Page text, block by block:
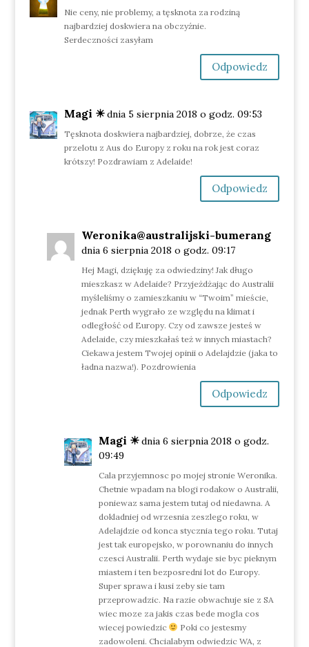
Nie ceny, nie problemy, a tęsknota za rodziną
najbardziej doskwiera na obczyźnie.
Serdeczności zasyłam
Odpowiedz
Magi ☀︎dnia 5 sierpnia 2018 o godz. 09:53
Tęsknota doskwiera najbardziej, dobrze, że czas
przelotu z Aus do Europy z roku na rok jest coraz
krótszy! Pozdrawiam z Adelaide!
Odpowiedz
Weronika@australijski-bumerang
dnia 6 sierpnia 2018 o godz. 09:17
Hej Magi, dziękuję za odwiedziny! Jak długo
mieszkasz w Adelaide? Przyjeżdżając do Australii
myśleliśmy o zamieszkaniu w “Twoim” mieście,
jednak Perth wygrało ze względu na klimat i
odległość od Europy. Czy od zawsze jesteś w
Adelaide, czy mieszkałaś też w innych miastach?
Ciekawa jestem Twojej opinii o Adelajdzie (jaka to
ładna nazwa!). Pozdrowienia
Odpowiedz
Magi ☀︎dnia 6 sierpnia 2018 o godz.
09:49
Cala przyjemnosc po mojej stronie Weronika.
Chetnie wpadam na blogi rodakow o Australii,
poniewaz sama jestem tutaj od niedawna. A
dokladniej od wrzesnia zeszlego roku, w
Adelajdzie od konca stycznia tego roku. Tutaj
jest tak europejsko, w porownaniu do innych
czesci Australii. Perth wydaje sie byc pieknym
miastem i ten bezposredni lot do Europy.
Super sprawa i kusi zeby sie tam
przeprowadzic. Na razie obwachuje sie z SA
wiec moze za jakis czas bede mogla cos
wiecej powiedzic
Poki co jestesmy
zadowoleni. Chcialabym odwiedzic WA, z